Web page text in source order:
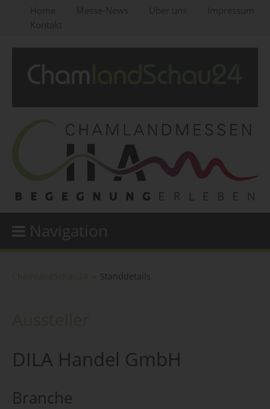
Navigation
Standdetails
DILA Handel GmbH
Branche